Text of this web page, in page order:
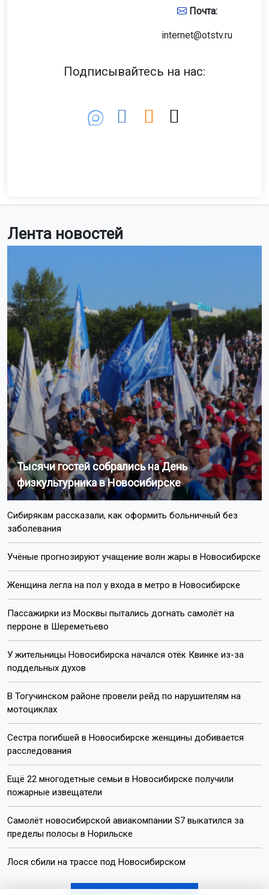
Лента новостей
Тысячи гостей собрались на День
физкультурника в Новосибирске
Сибирякам рассказали, как оформить больничный без
заболевания
Учёные прогнозируют учащение волн жары в Новосибирске
Женщина легла на пол у входа в метро в Новосибирске
Пассажирки из Москвы пытались догнать самолёт на
перроне в Шереметьево
У жительницы Новосибирска начался отёк Квинке из-за
поддельных духов
В Тогучинском районе провели рейд по нарушителям на
мотоциклах
Сестра погибшей в Новосибирске женщины добивается
расследования
Ещё 22 многодетные семьи в Новосибирске получили
пожарные извещатели
Самолёт новосибирской авиакомпании S7 выкатился за
пределы полосы в Норильске
Лося сбили на трассе под Новосибирском
Почта:
internet@otstv.ru
Подписывайтесь на нас: